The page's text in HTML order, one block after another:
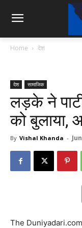
Home देश
देश सामाजिक
लड़के ने
को बुलाया,
By Vishal Khanda -
The Duniyadari.com: